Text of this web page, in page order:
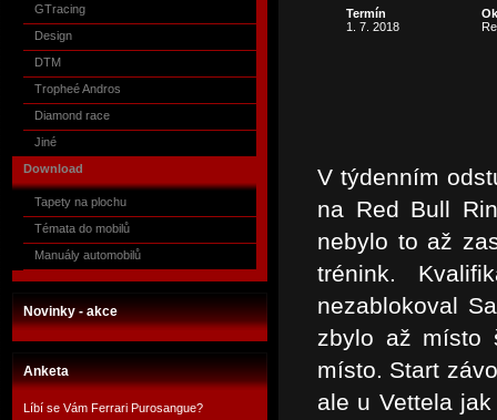
GTracing
Design
DTM
Tropheé Andros
Diamond race
Jiné
Download
Tapety na plochu
Témata do mobilů
Manuály automobilů
Novinky - akce
Anketa
Líbí se Vám Ferrari Purosangue?
Termín
1. 7. 2018
V týdenním
na Red Bull
nebylo to až
trénink.
nezablokoval
zbylo až místo
místo. Start
ale u Vettela